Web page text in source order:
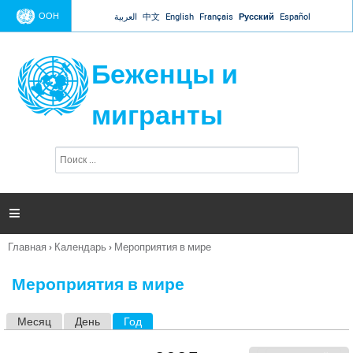
Jump to navigation
ООН العربية 中文 English Français Русский Español
Беженцы и
мигранты
п
и

Вы
Главная › Календарь › Мероприятия в мире
Мероприятия в мире
Месяц День Год